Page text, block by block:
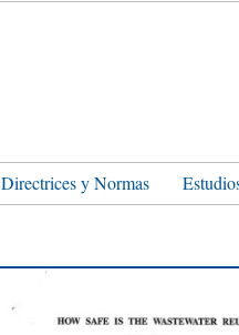
Directrices y Normas